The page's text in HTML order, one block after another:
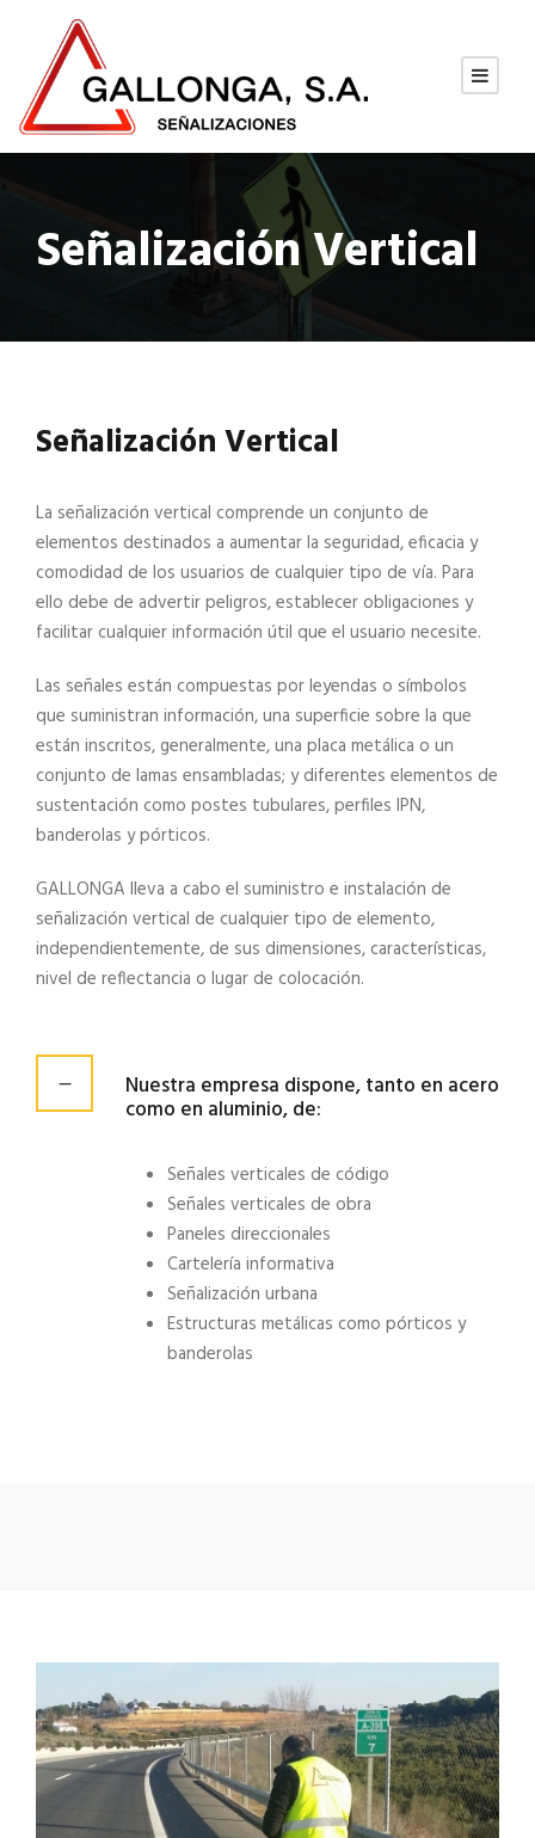
Señalización Vertical
Señalización Vertical
La señalización vertical comprende un conjunto de
elementos destinados a aumentar la seguridad, eficacia y
comodidad de los usuarios de cualquier tipo de vía. Para
ello debe de advertir peligros, establecer obligaciones y
facilitar cualquier información útil que el usuario necesite.
Las señales están compuestas por leyendas o símbolos
que suministran información, una superficie sobre la que
están inscritos, generalmente, una placa metálica o un
conjunto de lamas ensambladas; y diferentes elementos de
sustentación como postes tubulares, perfiles IPN,
banderolas y pórticos.
GALLONGA lleva a cabo el suministro e instalación de
señalización vertical de cualquier tipo de elemento,
independientemente, de sus dimensiones, características,
nivel de reflectancia o lugar de colocación.
Nuestra empresa dispone, tanto en acero
como en aluminio, de:
Señales verticales de código
Señales verticales de obra
Paneles direccionales
Cartelería informativa
Señalización urbana
Estructuras metálicas como pórticos y
banderolas